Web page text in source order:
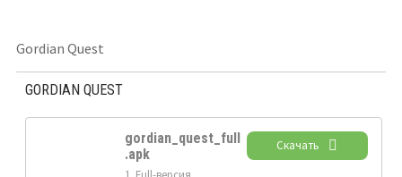
Gordian Quest
GORDIAN QUEST
gordian_quest_full
.apk
Скачать